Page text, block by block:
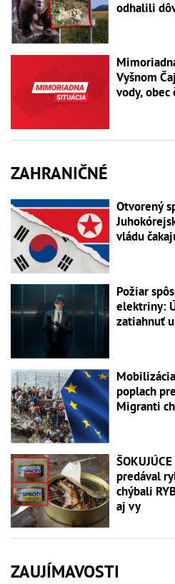
odhalili
Vyšnom
vody, obec
ZAHRANIČNÉ
Otvorený
vládu
Požiar
elektriny:
zatiahnuť
poplach
Migranti
predával
chýbali
aj vy
ZAUJÍMAVOSTI